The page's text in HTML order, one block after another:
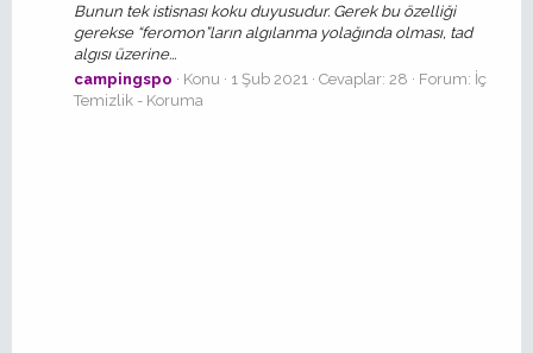
Bunun tek istisnası koku duyusudur. Gerek bu özelliği
gerekse “feromon”ların algılanma yolağında olması, tad
algısı üzerine...
campingspo
Konu 1 Şub 2021 Cevaplar: 28 Forum: İç
Temizlik - Koruma